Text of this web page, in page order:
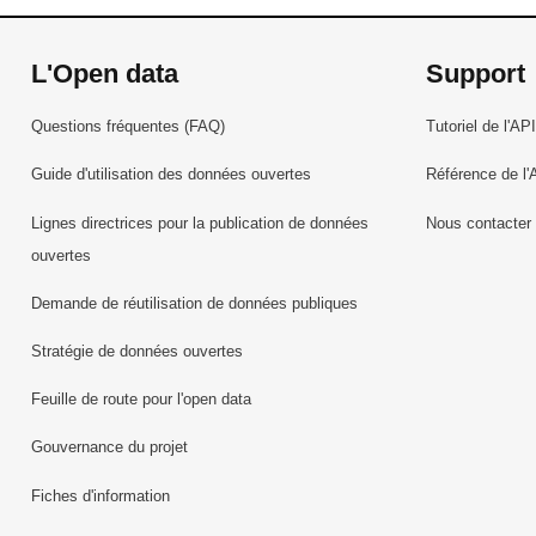
L'Open data
Questions fréquentes (FAQ)
Guide d'utilisation des données ouvertes
Lignes directrices pour la publication de données
ouvertes
Demande de réutilisation de données publiques
Stratégie de données ouvertes
Feuille de route pour l'open data
Gouvernance du projet
Fiches d'information
Support
Tutoriel de l'API
Référence de
Nous contacter